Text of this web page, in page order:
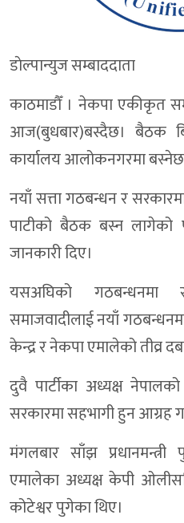
डाेल्पान्युज सम्बाददाता
काठमाडौँ । नेकपा एकीकृत
आज(बुधबार)बस्दैछ। बैठक
कार्यालय आलोकनगरमा
नयाँ सत्ता गठबन्धन र
पाटीको बैठक बस्न लागेको
जानकारी दिए।
यसअघिको
समाजवादीलाई नयाँ
केन्द्र र नेकपा एमालेको तीव्र
दुवै पार्टीका अध्यक्ष
सरकारमा सहभागी हुन आग्रह
मंगलबार साँझ प्रधानमन्त्री
एमालेका अध्यक्ष केपी
कोटेश्वर पुगेका थिए।